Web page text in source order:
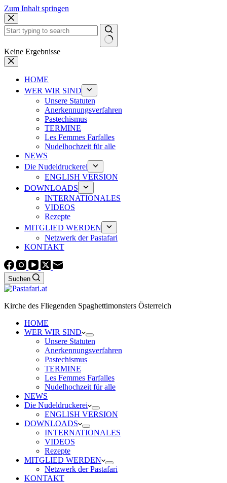
Zum Inhalt springen
Keine Ergebnisse
HOME
WER WIR SIND
Unsere Statuten
Anerkennungsverfahren
Pastechismus
TERMINE
Les Femmes Farfalles
Nudelhochzeit für alle
NEWS
Die Nudeldruckerei
ENGLISH VERSION
DOWNLOADS
INTERNATIONALES
VIDEOS
Rezepte
MITGLIED WERDEN
Netzwerk der Pastafari
KONTAKT
Suchen
Kirche des Fliegenden Spaghettimonsters Österreich
HOME
WER WIR SIND
Unsere Statuten
Anerkennungsverfahren
Pastechismus
TERMINE
Les Femmes Farfalles
Nudelhochzeit für alle
NEWS
Die Nudeldruckerei
ENGLISH VERSION
DOWNLOADS
INTERNATIONALES
VIDEOS
Rezepte
MITGLIED WERDEN
Netzwerk der Pastafari
KONTAKT